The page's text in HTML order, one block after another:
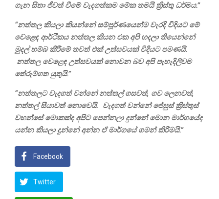
ගැන සිතා ජීවත් වීමේ වැදගත්කම මේක තමයි ක්‍රිස්තු ධර්මය.”
“නත්තල කියලා කියන්නේ සම්පූර්ණයෙන්ම වැරදි විදියට මේ
වෙළෙඳ ආර්ථිකය නත්තල කියන එක අපි හදලා තියෙන්නේ
මුදල් හම්බ කිරීමේ තවත් එක් උත්සවයක් විදියට පමණයි.
නත්තල වෙළෙඳ උත්සවයක් නොවන බව අපි පැහැදිලිවම
තේරුම්ගත යුතුයි.”
“නත්තලට වැදගත් වන්නේ නත්තල් ගසවත්, ගව ලෙනවත්,
නත්තල් සීයාවත් නොවෙයි. වැදගත් වන්නේ ජේසුස් ක්‍රිස්තුස්
වහන්සේ මොකක්ද අපිට පෙන්නලා දුන්නේ මොන මාර්ගයේද
යන්න කියලා දුන්නේ අන්න ඒ මාර්ගයේ ගමන් කිරීමයි.”
Facebook
Twitter